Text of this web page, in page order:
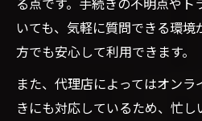
いても、気軽に質問できる環境
方でも安心して利用できます。
また、代理店によってはオン
きにも対応しているため、忙